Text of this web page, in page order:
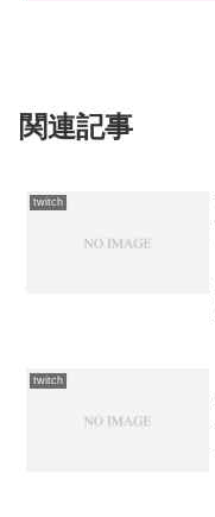
関連記事
twitch
twitch